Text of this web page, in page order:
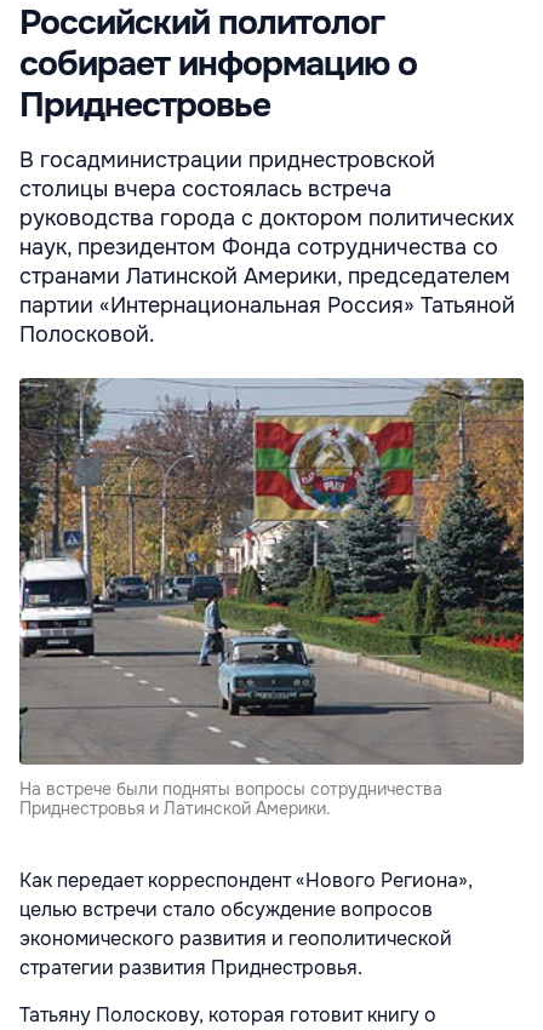
Российский политолог
собирает информацию о
Приднестровье
В госадминистрации приднестровской
столицы вчера состоялась встреча
руководства города с доктором политических
наук, президентом Фонда сотрудничества со
странами Латинской Америки, председателем
партии «Интернациональная Россия» Татьяной
Полосковой.
На встрече были подняты вопросы сотрудничества
Приднестровья и Латинской Америки.
Как передает корреспондент «Нового Региона»,
целью встречи стало обсуждение вопросов
экономического развития и геополитической
стратегии развития Приднестровья.
Татьяну Полоскову, которая готовит книгу о